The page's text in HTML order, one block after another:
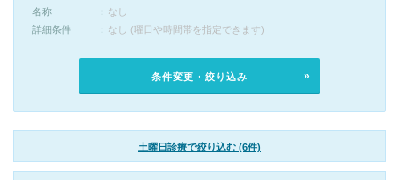
名称
なし
詳細条件
なし (曜日や時間帯を指定できます)
条件変更・絞り込み
土曜日診療で絞り込む (6件)